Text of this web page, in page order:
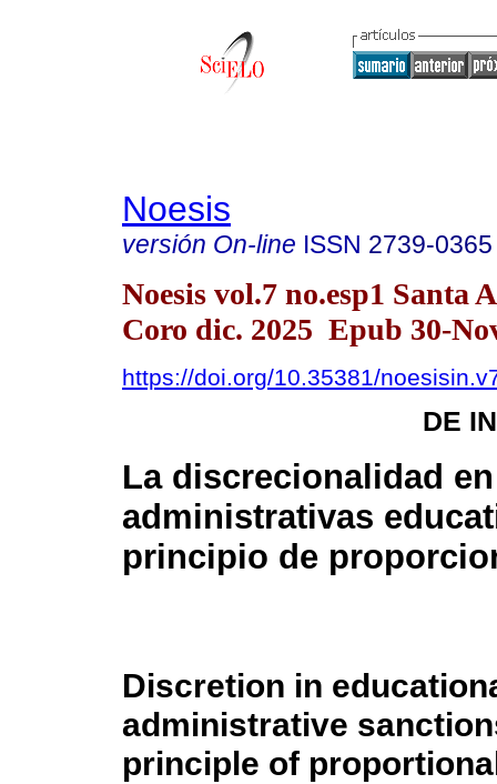
Noesis
versión On-line ISSN 2739-0365
Noesis vol.7 no.esp1 Santa
Coro dic. 2025 Epub 30-
https://doi.org/10.35381/
DE
La discrecionalidad
administrativas
principio de
Discretion in
administrative
principle of